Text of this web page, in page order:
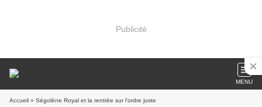
Publicité
MENU
Accueil » Ségolène Royal et la rentrée sur l'ordre juste